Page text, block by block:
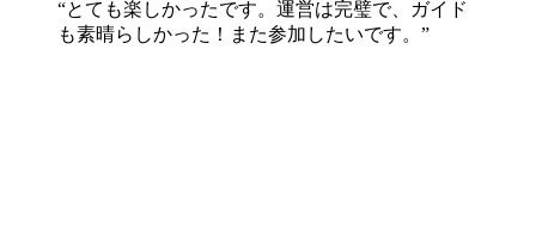
“とても楽しかったです。運営は完璧で、ガイド
も素晴らしかった！また参加したいです。”